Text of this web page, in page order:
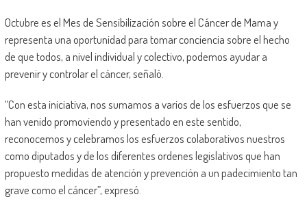
Octubre es el Mes de Sensibilización sobre el Cáncer de Mama y
representa una oportunidad para tomar conciencia sobre el hecho
de que todos, a nivel individual y colectivo, podemos ayudar a
prevenir y controlar el cáncer, señaló.
“Con esta iniciativa, nos sumamos a varios de los esfuerzos que se
han venido promoviendo y presentado en este sentido,
reconocemos y celebramos los esfuerzos colaborativos nuestros
como diputados y de los diferentes ordenes legislativos que han
propuesto medidas de atención y prevención a un padecimiento tan
grave como el cáncer”, expresó.